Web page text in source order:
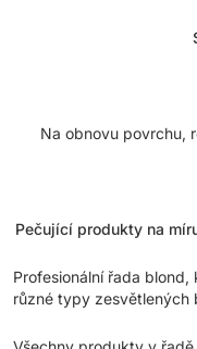
Na obnovu povrchu,
Pečující produkty na
Profesionální řada
různé typy zesvětlených